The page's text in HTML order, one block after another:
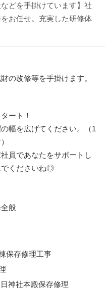
どを手掛けています】社
お任せ。充実した研修体
の改修等を手掛けます。
ート！
幅を広げてください。（1
員であなたをサポートし
でくださいね◎
般
保存修理工事
神社本殿保存修理